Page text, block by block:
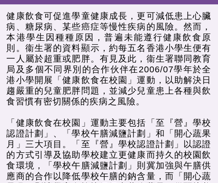
健康飲食可促進學童健康成長，更可減低患上心臟
病、糖尿病、某些癌症等慢性疾病的風險。然而，
本港學生因種種原因，普遍未能遵行健康飲食原
則。衞生署的資料顯示，約每五名香港小學生便有
一人屬於超重或肥胖。有見及此，衞生署聯同教育
局及多個不同界別的合作伙伴在2006/07學年於全
港小學開展「健康飲食在校園」運動，以助解決日
趨嚴重的兒童肥胖問題，並減少兒童患上各種與飲
食習慣有密切關係的疾病之風險。
「健康飲食在校園」運動主要包括「至『營』學校
認證計劃」、「學校午膳減鹽計劃」和「開心蔬果
月」三大項目。「至『營』學校認證計劃」以認證
的方式引導及協助學校建立更健康而持久的校園飲
食環境，「學校午膳減鹽計劃」則冀加強與午膳供
應商的合作以降低學校午膳的鈉含量，而「開心蔬